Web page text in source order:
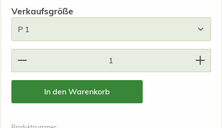
Verkaufsgrößeauswählen
Produkt Anzahl: Gib den gewünschten Wert ein
In den Warenkorb